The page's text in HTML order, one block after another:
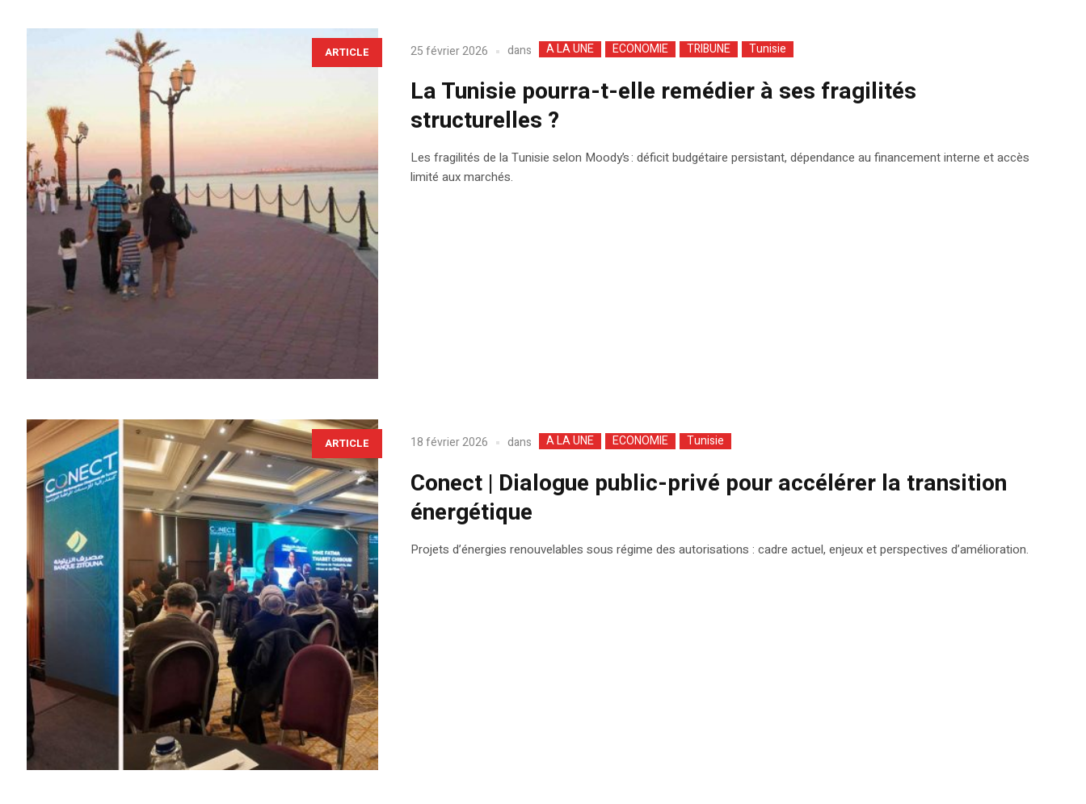
ARTICLE 25 février 2026 dans A LA UNE ECONOMIE TRIBUNE Tunisie
La Tunisie pourra-t-elle remédier à ses fragilités
structurelles ?
Les fragilités de la Tunisie selon Moody’s : déficit budgétaire persistant, dépendance au financement interne et accès
limité aux marchés.
ARTICLE 18 février 2026 dans A LA UNE ECONOMIE Tunisie
Conect | Dialogue public-privé pour accélérer la transition
énergétique
Projets d’énergies renouvelables sous régime des autorisations : cadre actuel, enjeux et perspectives d’amélioration.